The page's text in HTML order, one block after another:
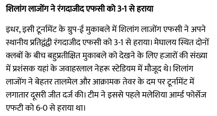
शिलांग लाजोंग ने रंगदाजीद एफसी को 3-1 से हराया
इधर, इसी टूर्नामेंट के ग्रुप-ई मुकाबले में शिलांग लाजोंग एफसी ने अपने
स्थानीय प्रतिद्वंद्वी रंगदाजीद एफसी को 3-1 से हराया। मेघालय स्थित दोनों
क्लबों के बीच बहुप्रतीक्षित मुकाबले को देखने के लिए हजारों की संख्या
में प्रशंसक यहां के जवाहरलाल नेहरू स्टेडियम में मौजूद थे। शिलांग
लाजोंग ने बेहतर तालमेल और आक्रामक तेवर के दम पर टूर्नामेंट में
लगातार दूसरी जीत दर्ज की। टीम ने इससे पहले मलेशिया आर्म्ड फोर्सेज
एफटी को 6-0 से हराया था।